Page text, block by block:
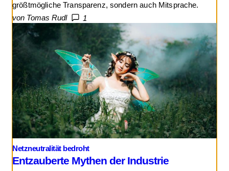
größtmögliche Transparenz, sondern auch Mitsprache.
von Tomas Rudl
1
Netzneutralität bedroht
Entzauberte Mythen der Industrie